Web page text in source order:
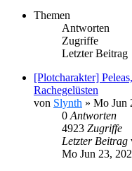
Themen
Antworten
Zugriffe
Letzter Beitrag
[Plotcharakter]
Rachegelüsten
von Slynth » Mo Jun
0 Antworten
4923 Zugriffe
Letzter Beitrag
Mo Jun 23,